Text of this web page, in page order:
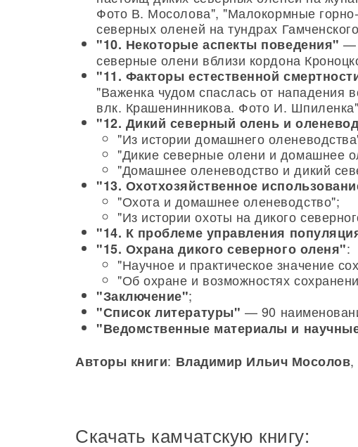
Фото В. Мосолова", "Малокормные
северных оленей на тундрах
"10. Некоторые аспекты поведения" —
северные олени вблизи кордона
"11. Факторы естественной
"Важенка чудом спаслась от нападения
влк. Крашенинникова. Фото И.
"12. Дикий северный олень и
"Из истории домашнего
"Дикие северные олени и домашнее
"Домашнее оленеводство и дикий
"13. Охотхозяйственное
"Охота и домашнее оленеводство";
"Из истории охоты на дикого
"14. К проблеме управления
"15. Охрана дикого северного оленя":
"Научное и практическое значение
"Об охране и возможностях
"Заключение";
"Список литературы" — 90
"Ведомственные материалы и
Авторы книги: Владимир Ильич Мосолов,
Скачать камчатскую книгу: